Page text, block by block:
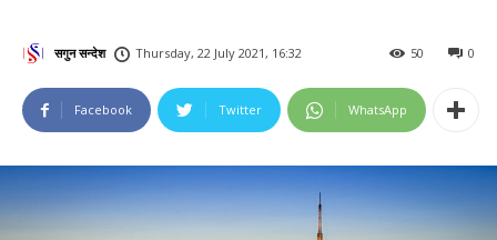
सगुन सन्देश Thursday, 22 July 2021, 16:32 0
50
Facebook Twitter WhatsApp